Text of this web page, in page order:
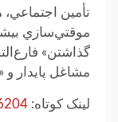
تأمين
موقتي‌سازي
گذاشتن»
مشاغل پايدار و
لینک کوتاه: